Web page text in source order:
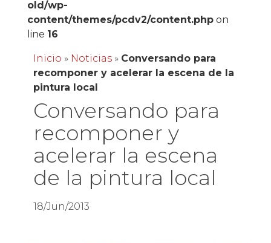
old/wp-
content/themes/pcdv2/content.phpon
line 16
Inicio » Noticias» Conversando para
recomponer y acelerar la escena de la
pintura local
Conversando para
recomponer y
acelerar la escena
de la pintura local
18/Jun/2013